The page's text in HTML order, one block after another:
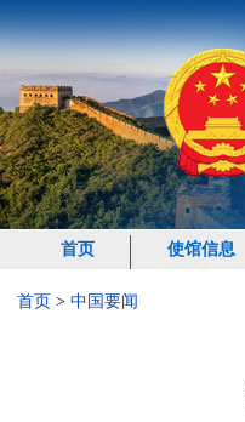
首页 使馆信息
首页 > 中国要闻